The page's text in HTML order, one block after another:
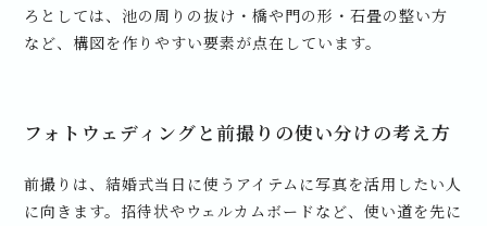
ろとしては、池の周りの抜け・橋や門の形・石畳の整い方
など、構図を作りやすい要素が点在しています。
フォトウェディングと前撮りの使い分けの考え方
前撮りは、結婚式当日に使うアイテムに写真を活用したい人
に向きます。招待状やウェルカムボードなど、使い道を先に